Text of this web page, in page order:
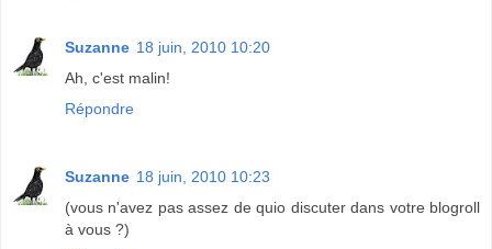
Suzanne 18 juin, 2010 10:20
Ah, c'est malin!
Répondre
Suzanne 18 juin, 2010 10:23
(vous n'avez pas assez de quio discuter dans votre blogroll
à vous ?)